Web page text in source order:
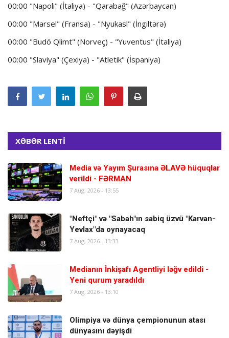
00:00 "Napoli" (İtaliya) - "Qarabağ" (Azərbaycan)
00:00 "Marsel" (Fransa) - "Nyukasl" (İngiltərə)
00:00 "Budö Qlimt" (Norveç) - "Yuventus" (İtaliya)
00:00 "Slaviya" (Çexiya) - "Atletik" (İspaniya)
XƏBƏR LENTİ
Media və Yayım Şurasına ƏLAVƏ hüquqlar
verildi - FƏRMAN
7 Aug, 2026 - 13:55
"Neftçi" və "Sabah"ın sabiq üzvü "Karvan-
Yevlax"da oynayacaq
7 Aug, 2026 - 13:33
Medianın İnkişafı Agentliyi ləğv edildi -
Yeni qurum yaradıldı
7 Aug, 2026 - 13:10
Olimpiya və dünya çempionunun atası
dünyasını dəyişdi